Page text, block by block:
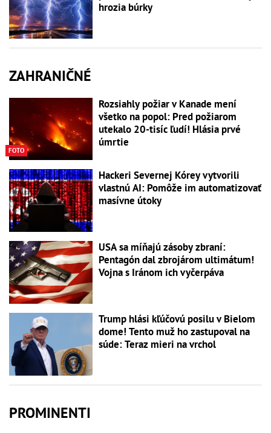
hrozia búrky
ZAHRANIČNÉ
FOTO
Rozsiahly požiar v Kanade mení
všetko na popol: Pred požiarom
utekalo 20-tisíc ľudí! Hlásia prvé
úmrtie
Hackeri Severnej Kórey vytvorili
vlastnú AI: Pomôže im automatizovať
masívne útoky
USA sa míňajú zásoby zbraní:
Pentagón dal zbrojárom ultimátum!
Vojna s Iránom ich vyčerpáva
Trump hlási kľúčovú posilu v Bielom
dome! Tento muž ho zastupoval na
súde: Teraz mieri na vrchol
PROMINENTI